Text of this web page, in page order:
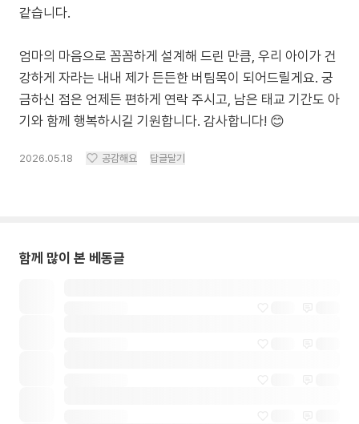
같습니다.
엄마의 마음으로 꼼꼼하게 설계해 드린 만큼, 우리 아이가 건
강하게 자라는 내내 제가 든든한 버팀목이 되어드릴게요. 궁
금하신 점은 언제든 편하게 연락 주시고, 남은 태교 기간도 아
기와 함께 행복하시길 기원합니다. 감사합니다! 😊
2026.05.18 공감해요 답글달기
함께 많이 본 베동글